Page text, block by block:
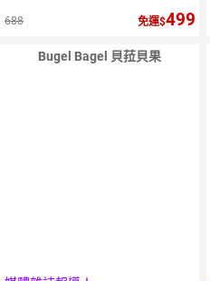
688 免運 499
Bugel Bagel 貝菈貝果